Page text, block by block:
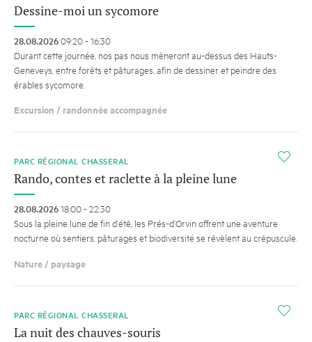
Dessine-moi un sycomore
28.08.202609:20 - 16:30
Durant cette journée, nos pas nous mèneront au-dessus des Hauts-
Geneveys, entre forêts et pâturages, afin de dessiner et peindre des
érables sycomore.
Excursion / randonnée accompagnée
i
PARC RÉGIONAL CHASSERAL
Rando, contes et raclette à la pleine lune
28.08.202618:00 - 22:30
Sous la pleine lune de fin d’été, les Prés-d’Orvin offrent une aventure
nocturne où sentiers, pâturages et biodiversité se révèlent au crépuscule.
Nature / paysage
i
PARC RÉGIONAL CHASSERAL
La nuit des chauves-souris